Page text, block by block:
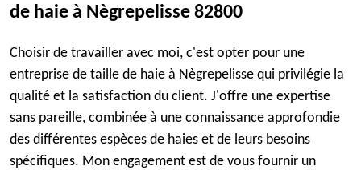
de haie à Nègrepelisse 82800
Choisir de travailler avec moi, c'est opter pour une
entreprise de taille de haie à Nègrepelisse qui privilégie la
qualité et la satisfaction du client. J'offre une expertise
sans pareille, combinée à une connaissance approfondie
des différentes espèces de haies et de leurs besoins
spécifiques. Mon engagement est de vous fournir un